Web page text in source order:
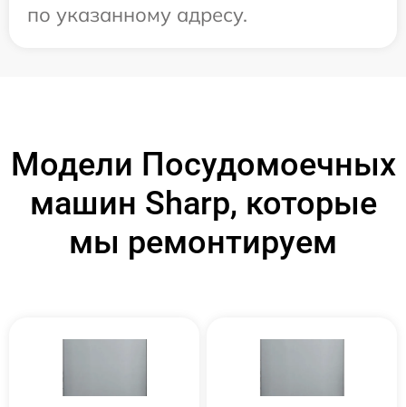
по указанному адресу.
Модели Посудомоечных
машин Sharp, которые
мы ремонтируем